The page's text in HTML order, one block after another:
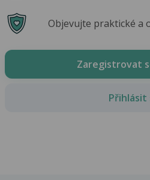
Objevujte praktické a
Zaregistrovat
Přihlásit